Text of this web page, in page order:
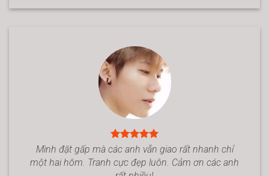
Mình đặt gấp mà các anh vẫn giao rất nhanh chỉ
một hai hôm. Tranh cực đẹp luôn. Cảm ơn các anh